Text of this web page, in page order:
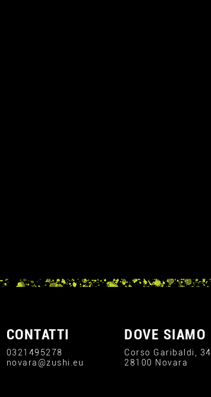
CONTATTI
0321495278
novara@zushi.eu
DOVE SIAMO
Corso Garibaldi, 34
28100 Novara